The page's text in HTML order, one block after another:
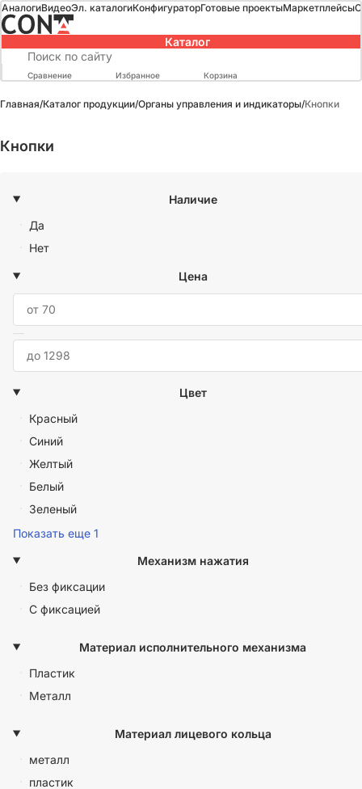
АналогиВидеоЭл. каталогиКонфигураторГотовые проектыМаркетплейсы
Каталог
Сравнение Избранное Корзина
Главная/Каталог продукции/Органы управления и индикаторы/Кнопки
Кнопки
Наличие
Да
Нет
Цена
Цвет
Красный
Синий
Желтый
Белый
Зеленый
Показать еще 1
Механизм нажатия
Без фиксации
С фиксацией
Материал исполнительного механизма
Пластик
Металл
Материал лицевого кольца
металл
пластик